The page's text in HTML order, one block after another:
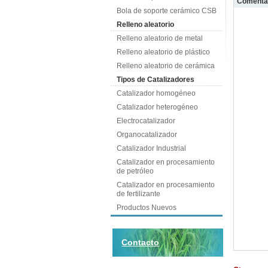
Bola de soporte cerámico CSB
Relleno aleatorio
Relleno aleatorio de metal
Relleno aleatorio de plástico
Relleno aleatorio de cerámica
Tipos de Catalizadores
Catalizador homogéneo
Catalizador heterogéneo
Electrocatalizador
Organocatalizador
Catalizador Industrial
Catalizador en procesamiento
de petróleo
Catalizador en procesamiento
de fertilizante
Productos Nuevos
Contacto